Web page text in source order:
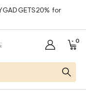
for
0